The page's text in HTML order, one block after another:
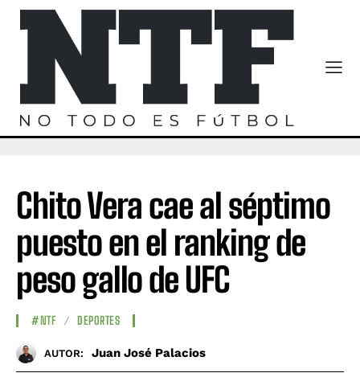
Chito Vera cae al séptimo
puesto en el ranking de
peso gallo de UFC
#NTF DEPORTES
AUTOR: Juan José Palacios